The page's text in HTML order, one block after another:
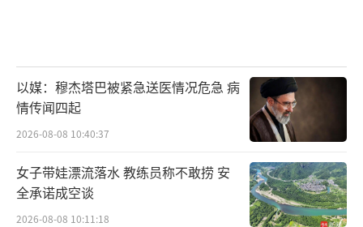
以媒：穆杰塔巴被紧急送医情况危急 病
情传闻四起
2026-08-08 10:40:37
女子带娃漂流落水 教练员称不敢捞 安
全承诺成空谈
2026-08-08 10:11:18